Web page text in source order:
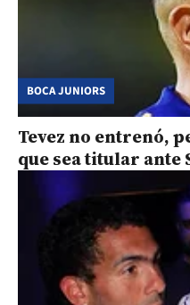
BOCA JUNIORS
Tevez no entrenó,
que sea titular ante